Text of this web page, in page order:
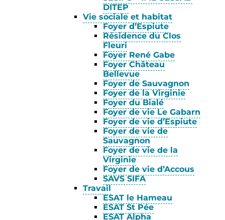
DITEP
Vie sociale et habitat
Foyer d’Espiute
Résidence du Clos
Fleuri
Foyer René Gabe
Foyer Château
Bellevue
Foyer de Sauvagnon
Foyer de la Virginie
Foyer du Bialé
Foyer de vie Le Gabarn
Foyer de vie d’Espiute
Foyer de vie de
Sauvagnon
Foyer de vie de la
Virginie
Foyer de vie d’Accous
SAVS SIFA
Travail
ESAT le Hameau
ESAT St Pée
ESAT Alpha